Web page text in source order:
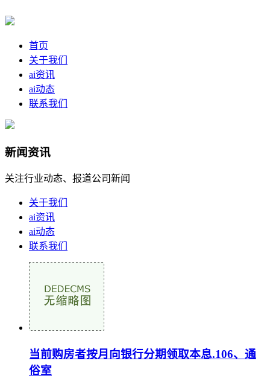
首页
关于我们
ai资讯
ai动态
联系我们
新闻资讯
关注行业动态、报道公司新闻
关于我们
ai资讯
ai动态
联系我们
当前购房者按月向银行分期领取本息.106、通
俗室